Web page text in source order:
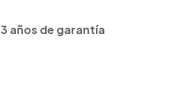
3 años de garantía